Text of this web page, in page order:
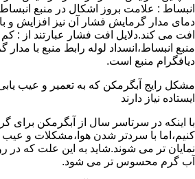
انبساط : علامت بروز اشکال در منبع
دمای مدار گرمایش فشار آن نیز افزایش و
افت می کند.دلایل افت فشار عبارتند از : کم
منبع انبساط،انسداد لوله رابط منبع با
دیافگرام منبع است.
مشکل رایج آبگرمکن که به تعمیر و عیب
ایستاده نیاز دارند
با اینکه در سرتاسر سال از آبگرمکن برای
کنیم،اما با سردتر شدن هوا،مشکلات و
نمایان تر می شوند.شاید به این علت که در
آب گرم محسوس تر می شود.